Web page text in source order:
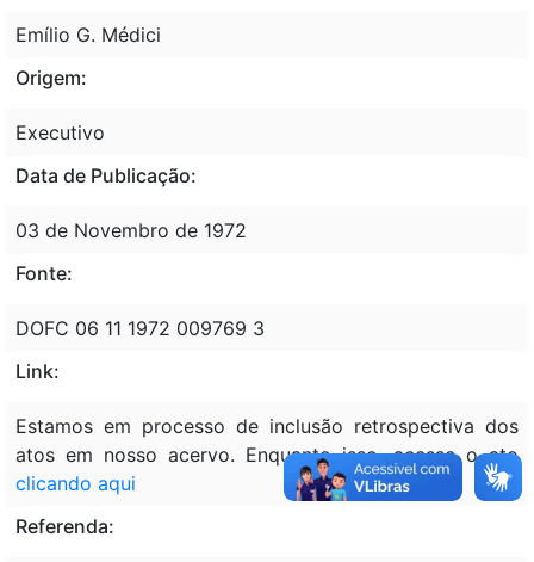
Emílio G. Médici
Origem:
Executivo
Data de Publicação:
03 de Novembro de 1972
Fonte:
DOFC 06 11 1972 009769 3
Link:
Estamos em processo de inclusão retrospectiva dos
atos em nosso acervo. Enquanto isso, acesse o ato
clicando aqui
Referenda: